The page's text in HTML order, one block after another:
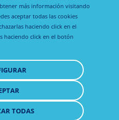
de
Política de
derechos reservados
más información visitando
aceptar todas las cookies
haciendo click en el
haciendo click en el botón
TODAS